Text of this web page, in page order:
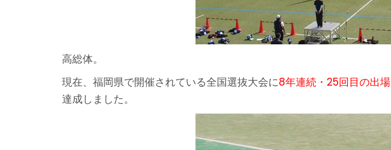
高総体。
現在、福岡県で開催されている全国選抜大会に8年連続・25回目の出場
達成しました。